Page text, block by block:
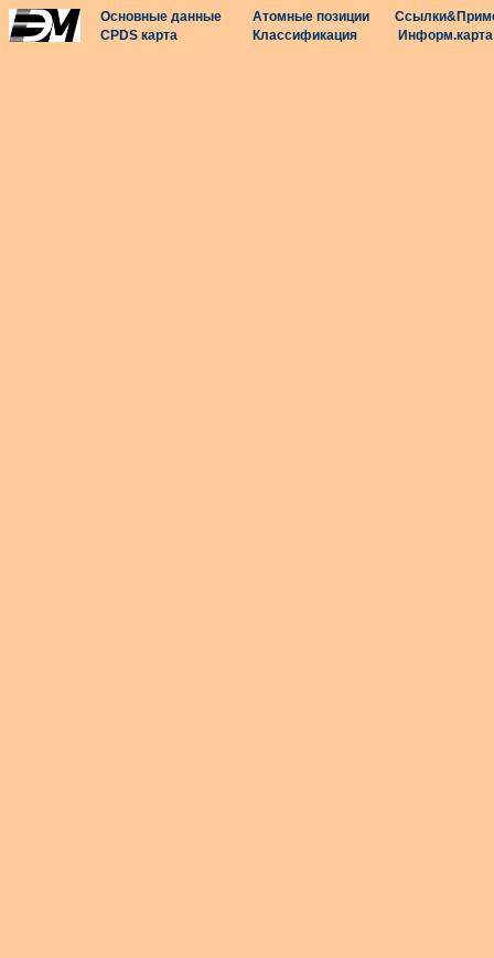
Основные данные Атомные позиции
CPDS карта
Классификация Информ.карта